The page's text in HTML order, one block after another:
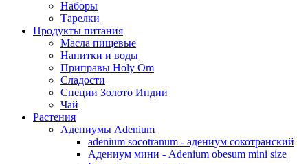
Наборы
Тарелки
Продукты питания
Масла пищевые
Напитки и воды
Приправы Holy Om
Сладости
Специи Золото Индии
Чай
Растения
Адениумы Adenium
adenium socotranum - адениум сокотранский
Адениум мини - Adenium obesum mini size